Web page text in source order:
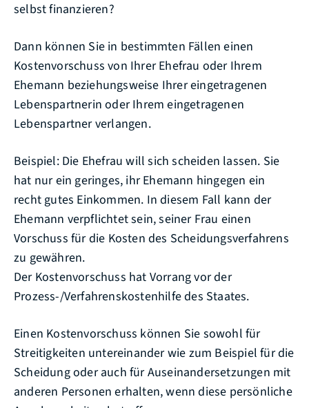
selbst finanzieren?
Dann können Sie in bestimmten Fällen einen
Kostenvorschuss von Ihrer Ehefrau oder Ihrem
Ehemann beziehungsweise Ihrer eingetragenen
Lebenspartnerin oder Ihrem eingetragenen
Lebenspartner verlangen.
Beispiel:Die Ehefrau will sich scheiden lassen. Sie
hat nur ein geringes, ihr Ehemann hingegen ein
recht gutes Einkommen. In diesem Fall kann der
Ehemann verpflichtet sein, seiner Frau einen
Vorschuss für die Kosten des Scheidungsverfahrens
zu gewähren.
Der Kostenvorschuss hat Vorrang vor der
Prozess-/Verfahrenskostenhilfe des Staates.
Einen Kostenvorschuss können Sie sowohl für
Streitigkeiten untereinanderwie zum Beispiel für die
Scheidungoder auch für Auseinandersetzungen mit
anderen Personen erhalten, wenn diese persönliche